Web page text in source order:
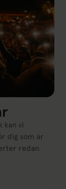
kan vi
dig som är
redan